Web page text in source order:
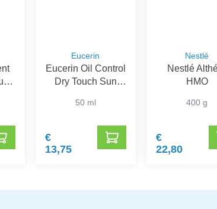
Eucerin
Eucerin Oil Control
Dry Touch Sun
50+
50 ml
€
13,75
Nestlé
Nestlé
HMO
400 g
€
22,80